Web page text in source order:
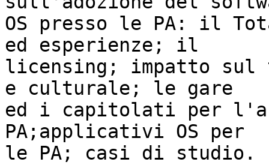
OS presso le PA: il
ed esperienze; il
licensing; impatto
e culturale; le gare
ed i capitolati per
PA;applicativi OS per
le PA; casi di studio.